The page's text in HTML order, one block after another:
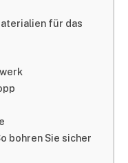
für das
bohren Sie sicher